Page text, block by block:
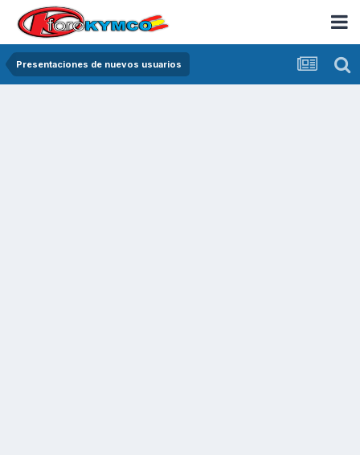
Presentaciones de nuevos usuarios